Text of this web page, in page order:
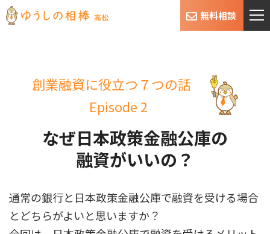
無料相談
創業融資に役立つ７つの話
Episode 2
なぜ日本政策金融公庫の
融資がいいの？
通常の銀行と日本政策金融公庫で融資を受ける場合
とどちらがよいと思いますか？